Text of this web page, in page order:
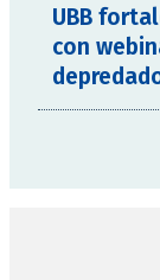
UBB
con